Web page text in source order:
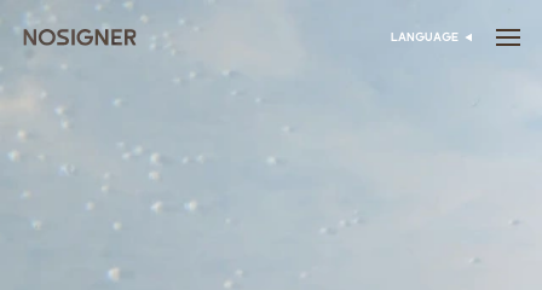
خانه انتخاب زبان
LANGUAGE